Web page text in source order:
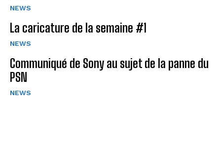
NEWS
La caricature de la semaine #1
NEWS
Communiqué de Sony au sujet de la panne du
PSN
NEWS